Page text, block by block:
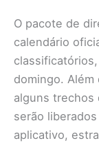
O pacote de
calendário
domingo.
alguns trechos
serão
aplicativo,